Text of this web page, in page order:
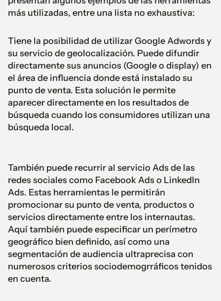
más utilizadas, entre una lista no exhaustiva:
Tiene la posibilidad de utilizar Google Adwords y
su servicio de geolocalización. Puede difundir
directamente sus anuncios (Google o display) en
el área de influencia donde está instalado su
punto de venta. Esta solución le permite
aparecer directamente en los resultados de
búsqueda cuando los consumidores utilizan una
búsqueda local.
También puede recurrir al servicio Ads de las
redes sociales como Facebook Ads o LinkedIn
Ads. Estas herramientas le permitirán
promocionar su punto de venta, productos o
servicios directamente entre los internautas.
Aquí también puede especificar un perímetro
geográfico bien definido, así como una
segmentación de audiencia ultraprecisa con
numerosos criterios sociodemogrráficos tenidos
en cuenta.